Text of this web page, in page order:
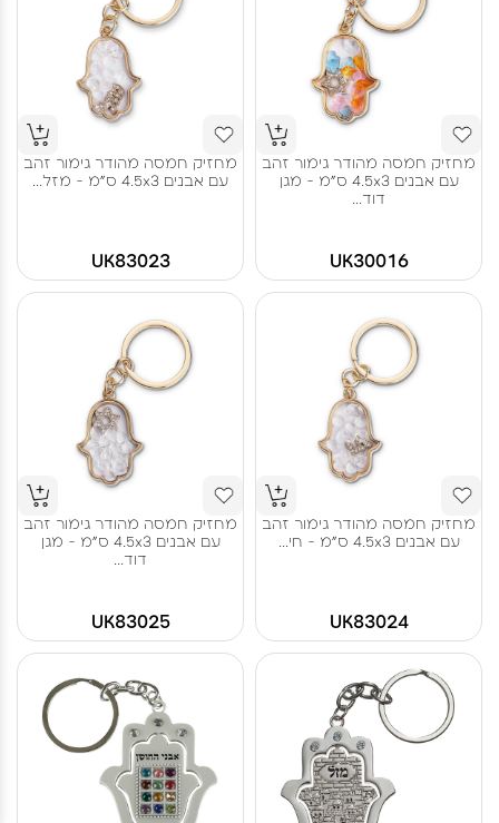
מחזיק חמסה מהודר גימור זהב
עם אבנים 4.5x3 ס"מ - מגן
דוד...
UK30016
מחזיק חמסה מהודר גימור זהב
עם אבנים 4.5x3 ס"מ - מזל...
UK83023
מחזיק חמסה מהודר גימור זהב
עם אבנים 4.5x3 ס"מ - חי...
UK83024
מחזיק חמסה מהודר גימור זהב
עם אבנים 4.5x3 ס"מ - מגן
דוד...
UK83025